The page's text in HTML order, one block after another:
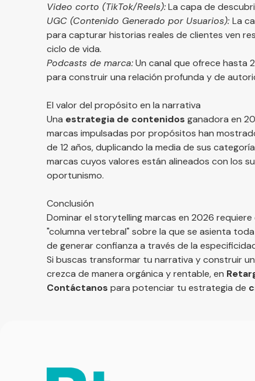
Video corto (TikTok/Reels):La capa de
UGC (Contenido Generado por Usuarios): La
para capturar historias reales de clientes ven
ciclo de vida.
Podcasts de marca:Un canal que ofrece hasta
para construir una relación profunda y de
El valor del propósito en la narrativa
Una estrategia de contenidos ganadora en
marcas impulsadas por propósitos han
de 12 años, duplicando la media de sus
marcas cuyos valores están alineados con los
oportunismo.
Conclusión
Dominar el storytelling marcas en 2026
"columna vertebral" sobre la que se asienta
de generar confianza a través de la
Si buscas transformar tu narrativa y construir
crezca de manera orgánica y rentable, en
Contáctanos para potenciar tu estrategia de